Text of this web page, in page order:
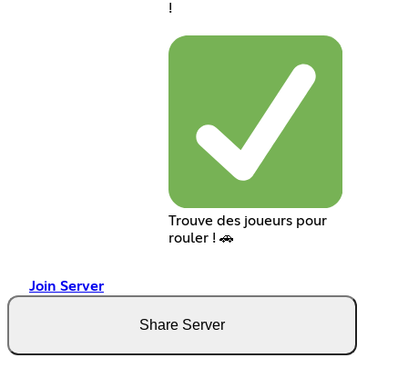
!
Trouve des joueurs pour
rouler ! 🚗
Join Server
Share Server